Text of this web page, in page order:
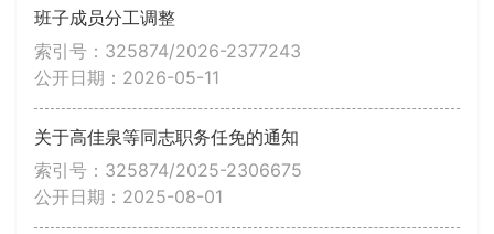
班子成员分工调整
索引号：325874/2026-2377243
公开日期：2026-05-11
关于高佳泉等同志职务任免的通知
索引号：325874/2025-2306675
公开日期：2025-08-01